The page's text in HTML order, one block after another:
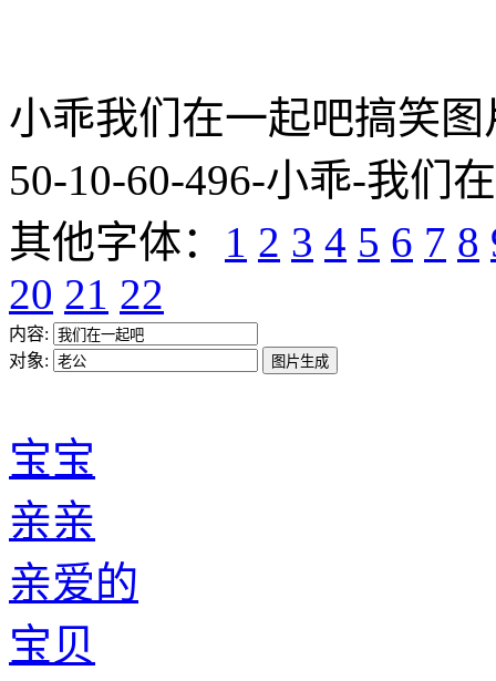
小乖我们在一起吧搞笑图
50-10-60-496-小乖-我们
其他字体： 1 2 3 4 5 6 7 8
20 21 22
内容:
对象:
宝宝
亲亲
亲爱的
宝贝